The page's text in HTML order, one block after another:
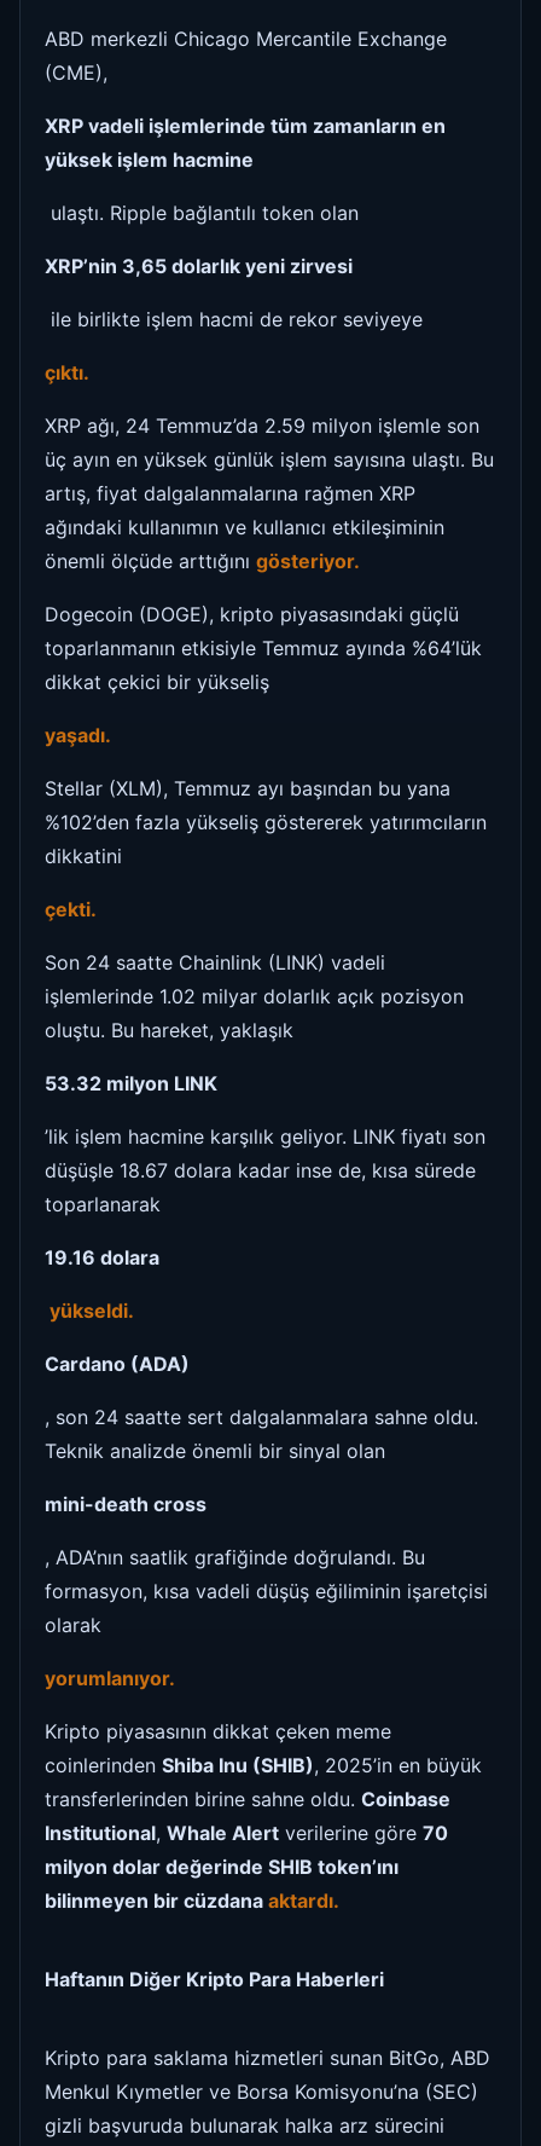
ABD merkezli Chicago Mercantile Exchange
(CME),
XRP vadeli işlemlerinde tüm zamanların en
yüksek işlem hacmine
ulaştı. Ripple bağlantılı token olan
XRP’nin 3,65 dolarlık yeni zirvesi
ile birlikte işlem hacmi de rekor seviyeye
çıktı.
XRP ağı, 24 Temmuz’da 2.59 milyon işlemle son
üç ayın en yüksek günlük işlem sayısına ulaştı. Bu
artış, fiyat dalgalanmalarına rağmen XRP
ağındaki kullanımın ve kullanıcı etkileşiminin
önemli ölçüde arttığını gösteriyor.
Dogecoin (DOGE), kripto piyasasındaki güçlü
toparlanmanın etkisiyle Temmuz ayında %64’lük
dikkat çekici bir yükseliş
yaşadı.
Stellar (XLM), Temmuz ayı başından bu yana
%102’den fazla yükseliş göstererek yatırımcıların
dikkatini
çekti.
Son 24 saatte Chainlink (LINK) vadeli
işlemlerinde 1.02 milyar dolarlık açık pozisyon
oluştu. Bu hareket, yaklaşık
53.32 milyon LINK
’lik işlem hacmine karşılık geliyor. LINK fiyatı son
düşüşle 18.67 dolara kadar inse de, kısa sürede
toparlanarak
19.16 dolara
yükseldi.
Cardano (ADA)
, son 24 saatte sert dalgalanmalara sahne oldu.
Teknik analizde önemli bir sinyal olan
mini-death cross
, ADA’nın saatlik grafiğinde doğrulandı. Bu
formasyon, kısa vadeli düşüş eğiliminin işaretçisi
olarak
yorumlanıyor.
Kripto piyasasının dikkat çeken meme
coinlerinden Shiba Inu (SHIB), 2025’in en büyük
transferlerinden birine sahne oldu. Coinbase
Institutional, Whale Alert verilerine göre 70
milyon dolar değerinde SHIB token’ını
bilinmeyen bir cüzdana aktardı.
Haftanın Diğer Kripto Para Haberleri
Kripto para saklama hizmetleri sunan BitGo, ABD
Menkul Kıymetler ve Borsa Komisyonu’na (SEC)
gizli başvuruda bulunarak halka arz sürecini